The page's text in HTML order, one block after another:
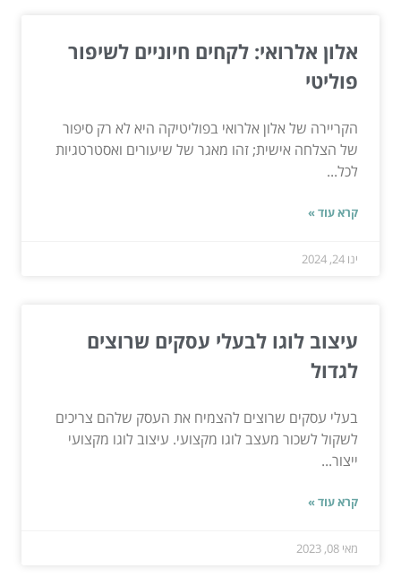
אלון אלרואי: לקחים חיוניים לשיפור
פוליטי
הקריירה של אלון אלרואי בפוליטיקה היא לא רק סיפור
של הצלחה אישית; זהו מאגר של שיעורים ואסטרטגיות
לכל...
קרא עוד »
ינו 24, 2024
עיצוב לוגו לבעלי עסקים שרוצים
לגדול
בעלי עסקים שרוצים להצמיח את העסק שלהם צריכים
לשקול לשכור מעצב לוגו מקצועי. עיצוב לוגו מקצועי
ייצור...
קרא עוד »
מאי 08, 2023